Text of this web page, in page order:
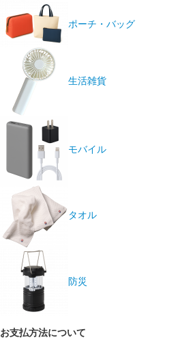
ポーチ・バッグ
生活雑貨
モバイル
タオル
防災
お支払方法について